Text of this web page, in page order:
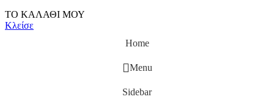
ΤΟ ΚΑΛΑΘΙ ΜΟΥ
Κλείσε
Home
Menu
Sidebar